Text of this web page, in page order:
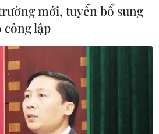
mới, tuyển bổ sung
công lập